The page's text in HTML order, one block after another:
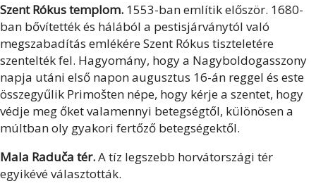
Szent Rókus templom. 1553-ban említik először. 1680-
ban bővítették és hálából a pestisjárványtól való
megszabadítás emlékére Szent Rókus tiszteletére
szentelték fel. Hagyomány, hogy a Nagyboldogasszony
napja utáni első napon augusztus 16-án reggel és este
összegyűlik Primošten népe, hogy kérje a szentet, hogy
védje meg őket valamennyi betegségtől, különösen a
múltban oly gyakori fertőző betegségektől.
Mala Raduča tér.A tíz legszebb horvátországi tér
egyikévé választották.